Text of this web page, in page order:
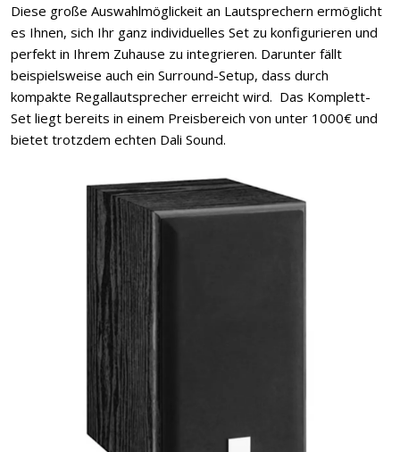
Diese große Auswahlmöglickeit an Lautsprechern ermöglicht
es Ihnen, sich Ihr ganz individuelles Set zu konfigurieren und
perfekt in Ihrem Zuhause zu integrieren. Darunter fällt
beispielsweise auch ein Surround-Setup, dass durch
kompakte Regallautsprecher erreicht wird. Das Komplett-
Set liegt bereits in einem Preisbereich von unter 1000€ und
bietet trotzdem echten Dali Sound.